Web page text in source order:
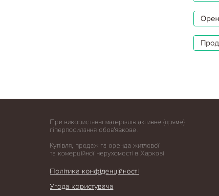
При використанні матеріалів активне (пряме)
гіперпосилання обов'язкове.
Купівля, продаж та оренда житлової
та комерційної нерухомості в Харкові.
Політика конфіденційності
Угода користувача